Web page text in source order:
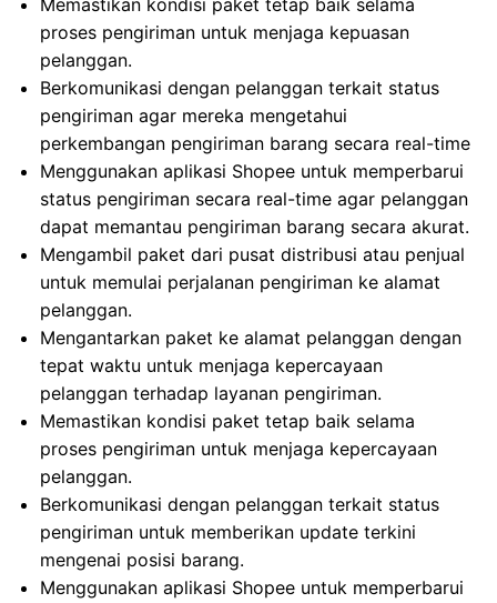
Memastikan kondisi paket tetap baik selama
proses pengiriman untuk menjaga kepuasan
pelanggan.
Berkomunikasi dengan pelanggan terkait status
pengiriman agar mereka mengetahui
perkembangan pengiriman barang secara real-time
Menggunakan aplikasi Shopee untuk memperbarui
status pengiriman secara real-time agar pelanggan
dapat memantau pengiriman barang secara akurat.
Mengambil paket dari pusat distribusi atau penjual
untuk memulai perjalanan pengiriman ke alamat
pelanggan.
Mengantarkan paket ke alamat pelanggan dengan
tepat waktu untuk menjaga kepercayaan
pelanggan terhadap layanan pengiriman.
Memastikan kondisi paket tetap baik selama
proses pengiriman untuk menjaga kepercayaan
pelanggan.
Berkomunikasi dengan pelanggan terkait status
pengiriman untuk memberikan update terkini
mengenai posisi barang.
Menggunakan aplikasi Shopee untuk memperbarui